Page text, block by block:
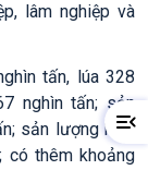
lâm nghiệp và
tấn, lúa 328
nghìn tấn; sản
sản lượng khai
; có thêm khoảng